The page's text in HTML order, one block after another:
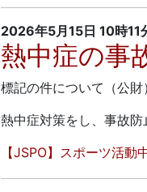
2026年5月15日 10時11
熱中症の事
標記の件について（公財
熱中症対策をし、事故防
【JSPO】スポーツ活